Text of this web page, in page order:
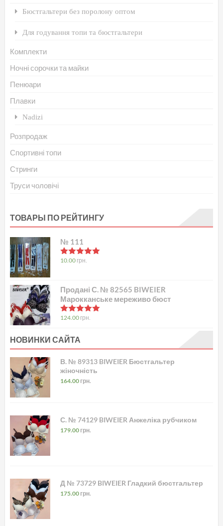
Бюстгальтери без поролону оптом
Для годування топи та бюстгальтери
Комплекти
Ночні сорочки та майки
Пенюари
Плавки
Nadizi
Розпродаж
Спортивні топи
Стринги
Труси чоловічі
ТОВАРЫ ПО РЕЙТИНГУ
№ 111
в 5.00з 5
10.00 грн.
Продані С. № 82565 BIWEIER
Марокканське мереживо бюст
в5.00з 5
124.00 грн.
НОВИНКИ САЙТА
В. № 89313 BIWEIER Бюстгальтер
жіночність
164.00 грн.
С. № 74129 BIWEIER Анжеліка рубчиком
179.00 грн.
Д № 73729 BIWEIER Гладкий бюстгальтер
175.00 грн.